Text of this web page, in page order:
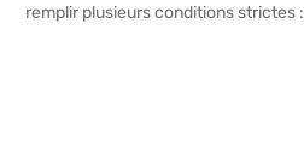
remplir plusieurs conditions strictes :